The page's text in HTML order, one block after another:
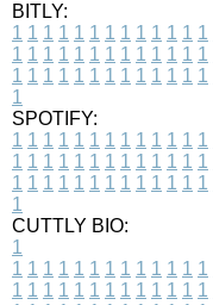
BITLY:
1 1 1 1 1 1 1 1 1 1 1 1 1
1 1 1 1 1 1 1 1 1 1 1 1 1
1 1 1 1 1 1 1 1 1 1 1 1 1
1
SPOTIFY:
1 1 1 1 1 1 1 1 1 1 1 1 1
1 1 1 1 1 1 1 1 1 1 1 1 1
1 1 1 1 1 1 1 1 1 1 1 1 1
1
CUTTLY BIO:
1
1 1 1 1 1 1 1 1 1 1 1 1 1
1 1 1 1 1 1 1 1 1 1 1 1 1